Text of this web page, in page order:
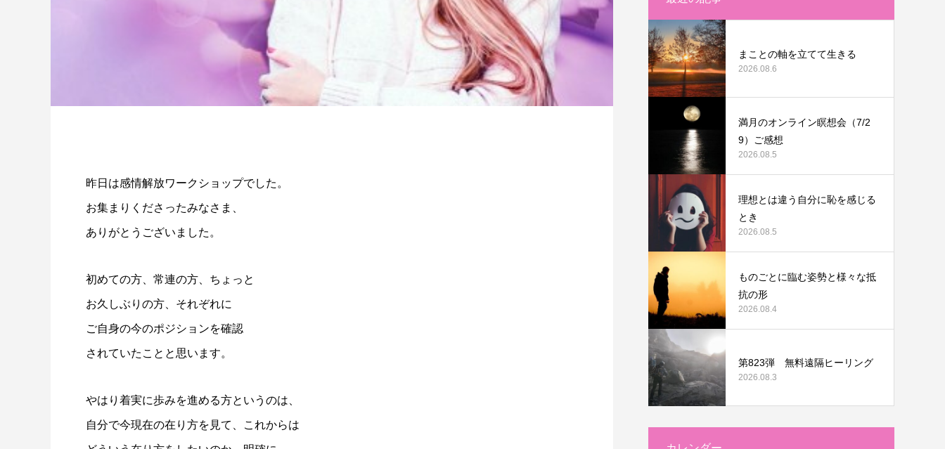
昨日は感情解放ワークショップでした。
お集まりくださったみなさま、
ありがとうございました。
初めての方、常連の方、ちょっと
お久しぶりの方、それぞれに
ご自身の今のポジションを確認
されていたことと思います。
やはり着実に歩みを進める方というのは、
自分で今現在の在り方を見て、これからは
まことの軸を立てて生きる
2026.08.6
満月のオンライン瞑想会（7/2
9）ご感想
2026.08.5
理想とは違う自分に恥を感じる
とき
2026.08.5
ものごとに臨む姿勢と様々な抵
抗の形
2026.08.4
第823弾 無料遠隔ヒーリング
2026.08.3